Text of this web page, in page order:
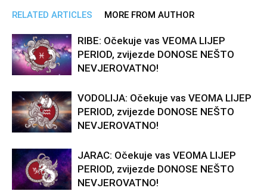
RELATED ARTICLES MORE FROM AUTHOR
RIBE: Očekuje vas VEOMA LIJEP
PERIOD, zvijezde DONOSE NEŠTO
NEVJEROVATNO!
VODOLIJA: Očekuje vas VEOMA LIJEP
PERIOD, zvijezde DONOSE NEŠTO
NEVJEROVATNO!
JARAC: Očekuje vas VEOMA LIJEP
PERIOD, zvijezde DONOSE NEŠTO
NEVJEROVATNO!